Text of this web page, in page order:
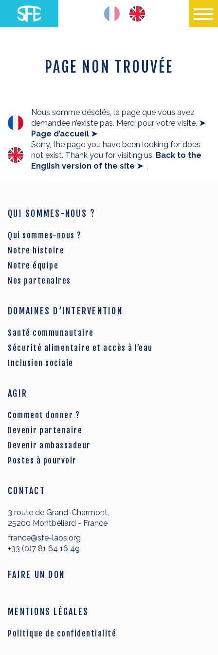
PAGE NON TROUVÉE
Nous somme désolés, la page que vous avez
demandée n’existe pas. Merci pour votre visite. ➤
Page d’accueil ➤
Sorry, the page you have been looking for does
not exist. Thank you for visiting us. Back to the
English version of the site ➤.
QUI SOMMES-NOUS ?
Qui sommes-nous ?
Notre histoire
Notre équipe
Nos partenaires
DOMAINES D’INTERVENTION
Santé communautaire
Sécurité alimentaire et accès à l’eau
Inclusion sociale
AGIR
Comment donner ?
Devenir partenaire
Devenir ambassadeur
Postes à pourvoir
CONTACT
3 route de Grand-Charmont,
25200 Montbéliard - France
france@sfe-laos.org
+33 (0)7 81 64 16 49
FAIRE UN DON
MENTIONS LÉGALES
Politique de confidentialité